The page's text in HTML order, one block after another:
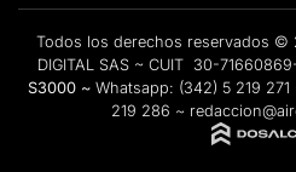
Todos los derechos reservados ©
DIGITAL SAS ~ CUIT 30-
S3000 ~ Whatsapp: (342) 5 219 271
219 286 ~